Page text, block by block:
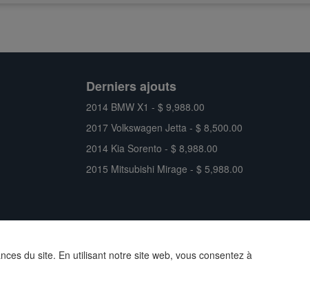
Derniers ajouts
2014 BMW X1 - $ 9,988.00
2017 Volkswagen Jetta - $ 8,500.00
2014 Kia Sorento - $ 8,988.00
2015 Mitsubishi Mirage - $ 5,988.00
du site. En utilisant notre site web, vous consentez à